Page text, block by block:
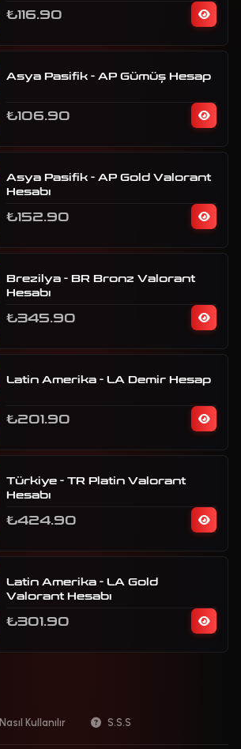
₺116.90
Asya Pasifik - AP Gümüş Hesap
₺106.90
Asya Pasifik - AP Gold Valorant
Hesabı
₺152.90
Brezilya - BR Bronz Valorant
Hesabı
₺345.90
Latin Amerika - LA Demir Hesap
₺201.90
Türkiye - TR Platin Valorant
Hesabı
₺424.90
Latin Amerika - LA Gold
Valorant Hesabı
₺301.90
Nasıl Kullanılır S.S.S